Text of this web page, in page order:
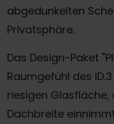
abgedunkelten
Privatsphäre.
Das Design-Paket
Raumgefühl des
riesigen
Dachbreite